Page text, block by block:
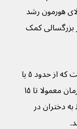
دوز بالای هورمون رشد
بزرگسالی کمک
درمان با هورمون رشد یک تزریق روزانه است که از حدود ۵ یا
۶ سالگی یا بعد از آن شروع می‌شود. این درمان معمولا تا ۱۵
متوسط به دختران در